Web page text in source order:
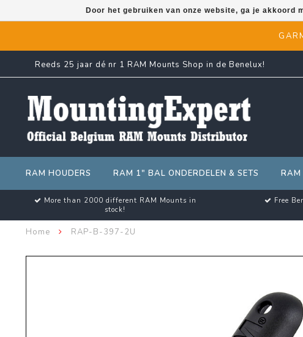
Reeds 25 jaar dé nr 1 RAM Mounts Shop in de Benelux!
RAM HOUDERS RAM 1" BAL ONDERDELEN & SETS RAM
More than 2000 different RAM Mounts in
stock!
Free
Home RAP-B-397-2U
Door het gebruiken van onze website, ga je